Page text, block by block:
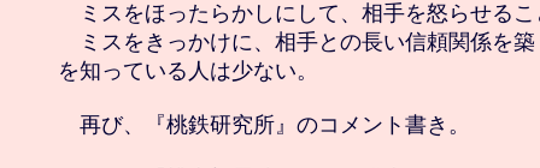
ミスをほったらかしにして、相手を怒らせる
ミスをきっかけに、相手との長い信頼関係を
を知っている人は少ない。
再び、『桃鉄研究所』のコメント書き。